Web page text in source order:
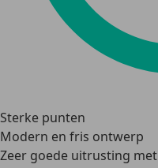
Sterke punten
Modern en fris ontwerp
Zeer goede uitrusting